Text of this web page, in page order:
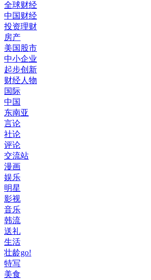
全球财经
中国财经
投资理财
房产
美国股市
中小企业
起步创新
财经人物
国际
中国
东南亚
言论
社论
评论
交流站
漫画
娱乐
明星
影视
音乐
韩流
送礼
生活
壮龄go!
特写
美食